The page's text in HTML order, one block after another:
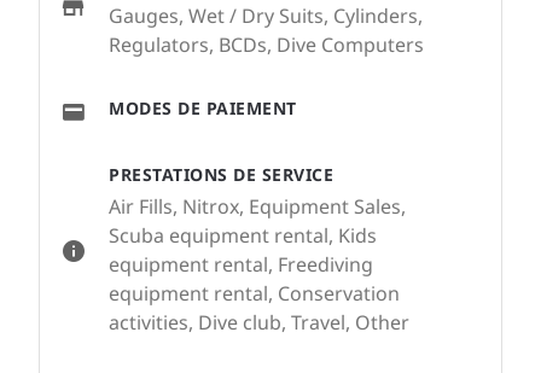
PRESTATIONS DE SERVICE
Air Fills, Nitrox, Equipment Sales,
Scuba equipment rental, Kids
equipment rental, Freediving
equipment rental, Conservation
activities, Dive club, Travel, Other
Gauges, Wet / Dry Suits, Cylinders,
Regulators, BCDs, Dive Computers
MODES DE PAIEMENT